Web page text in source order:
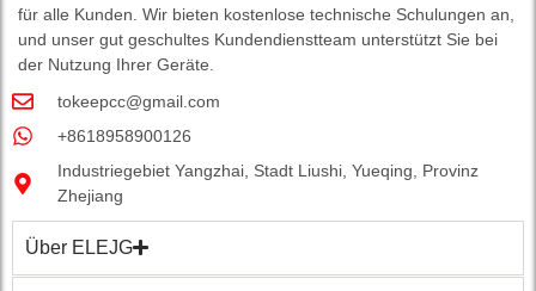
für alle Kunden. Wir bieten kostenlose technische Schulungen an,
und unser gut geschultes Kundendienstteam unterstützt Sie bei
der Nutzung Ihrer Geräte.
tokeepcc@gmail.com
+8618958900126
Industriegebiet Yangzhai, Stadt Liushi, Yueqing, Provinz
Zhejiang
Über ELEJG